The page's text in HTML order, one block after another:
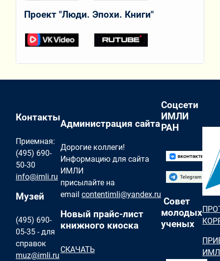
Проект "Люди. Эпохи. Книги"
Контакты
Приемная:
(495) 690-
50-30
info@imli.ru
Музей
(495) 690-
05-35 - для
справок
muz@imli.ru
Администрация сайта
Дорогие коллеги!
Информацию для сайта
ИМЛИ
присылайте на
email contentimli@yandex.ru
Новый прайс-лист
книжного киоска
СКАЧАТЬ
Соцсети
ИМЛИ
РАН
Совет
молодых
ученых